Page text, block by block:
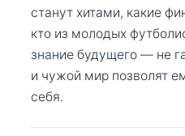
станут хитами, какие
кто из молодых
знание будущего — не
и чужой мир позволят
себя.